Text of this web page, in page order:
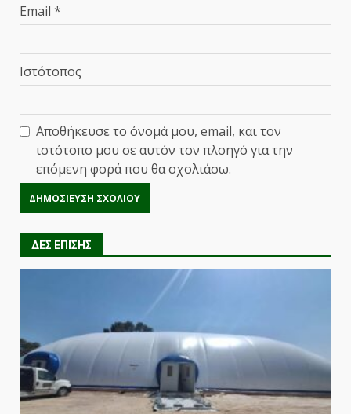
Email *
Ιστότοπος
Αποθήκευσε το όνομά μου, email, και τον
ιστότοπο μου σε αυτόν τον πλοηγό για την
επόμενη φορά που θα σχολιάσω.
ΔΕΣ ΕΠΙΣΗΣ